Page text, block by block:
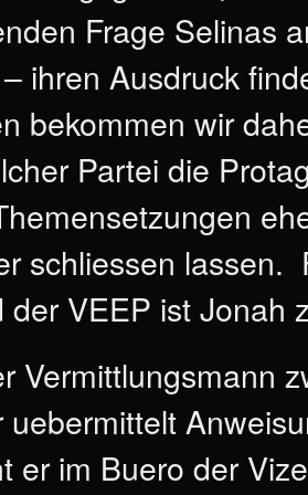
Frage Selinas
ihren Ausdruck
bekommen wir
Partei die
schliessen lassen.
der VEEP ist Jonah
Vermittlungsmann
uebermittelt
er im Buero der